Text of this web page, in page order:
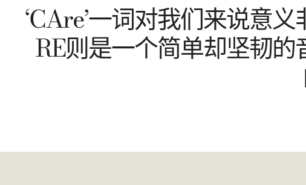
‘CAre’一词对我们来说意
RE则是一个简单却坚韧